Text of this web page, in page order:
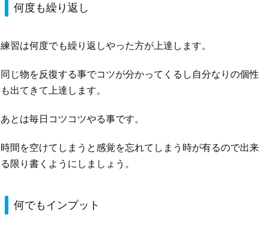
何度も繰り返し
練習は何度でも繰り返しやった方が上達します。
同じ物を反復する事でコツが分かってくるし自分なりの個性
も出てきて上達します。
あとは毎日コツコツやる事です。
時間を空けてしまうと感覚を忘れてしまう時が有るので出来
る限り書くようにしましょう。
何でもインプット